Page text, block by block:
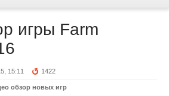
игры Farm
15:11 1422
обзор новых игр